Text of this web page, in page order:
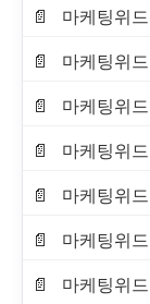
마케팅위
마케팅위
마케팅위
마케팅위
마케팅위
마케팅위
마케팅위